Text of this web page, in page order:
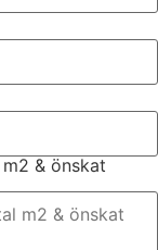
& önskat